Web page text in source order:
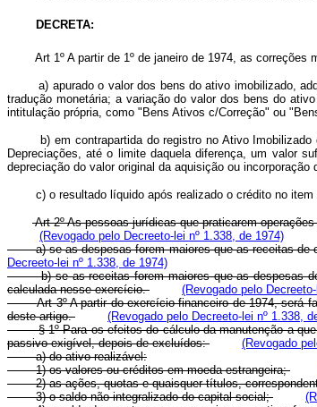
DECRETA:
Art 1º A partir de 1º de janeiro de 1974, as
a) apurado o valor dos bens do ativo imobilizado,
tradução monetária; a variação do valor dos bens do
intitulação própria, como "Bens Ativos c/Correção" ou
b) em contrapartida do registro no Ativo Imobilizado
Depreciações, até o limite daquela diferença, um valor
depreciação do valor original da aquisição ou
c) o resultado líquido após realizado o crédito no item
Art 2º As pessoas jurídicas que praticarem
(Revogado pelo Decreeto-lei nº 1.338, de 1974)
a) se as despesas forem maiores que as receitas de
Decreeto-lei nº 1.338, de 1974)
b) se as receitas forem maiores que as despesas de
calculada nesse exercício.
(Revogado pelo
Art 3º A partir do exercício financeiro de 1974, será
deste artigo.
(Revogado pelo Decreeto-lei nº 1.338,
§ 1º Para os efeitos do cálculo da manutenção a que
passivo exigível, depois de excluídos:
(Revogado
a) do ativo realizável:
1) os valores ou créditos em moeda estrangeira;
2) as ações, quotas e quaisquer títulos,
3) o saldo não integralizado do capital social;